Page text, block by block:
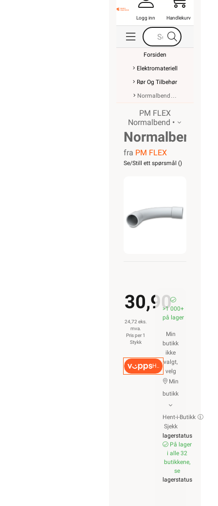
Logg inn Handlekurv
Forsiden
Elektromateriell
Rør Og Tilbehør
Normalbend
PM FLEX
Normalbend •
Normalbend
20mm
fra PM FLEX
Se/Still ett spørsmål ()
30,90
24,72 eks.
mva.
Pris per 1
Stykk
Hurtigkasse
>1 000+
på lager
Min
butikk
ikke
valgt,
velg
Min
butikk
Hent-i-Butikk
Sjekk
lagerstatus
På lager
i alle 32
butikkene,
se
lagerstatus